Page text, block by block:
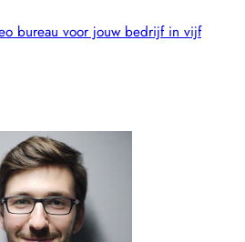
bureau voor jouw bedrijf in vijf